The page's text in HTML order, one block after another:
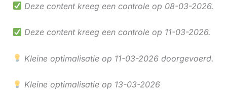
Deze content kreeg een controle op 08-03-2026.
Deze content kreeg een controle op 11-03-2026.
Kleine optimalisatie op 11-03-2026 doorgevoerd.
Kleine optimalisatie op 13-03-2026